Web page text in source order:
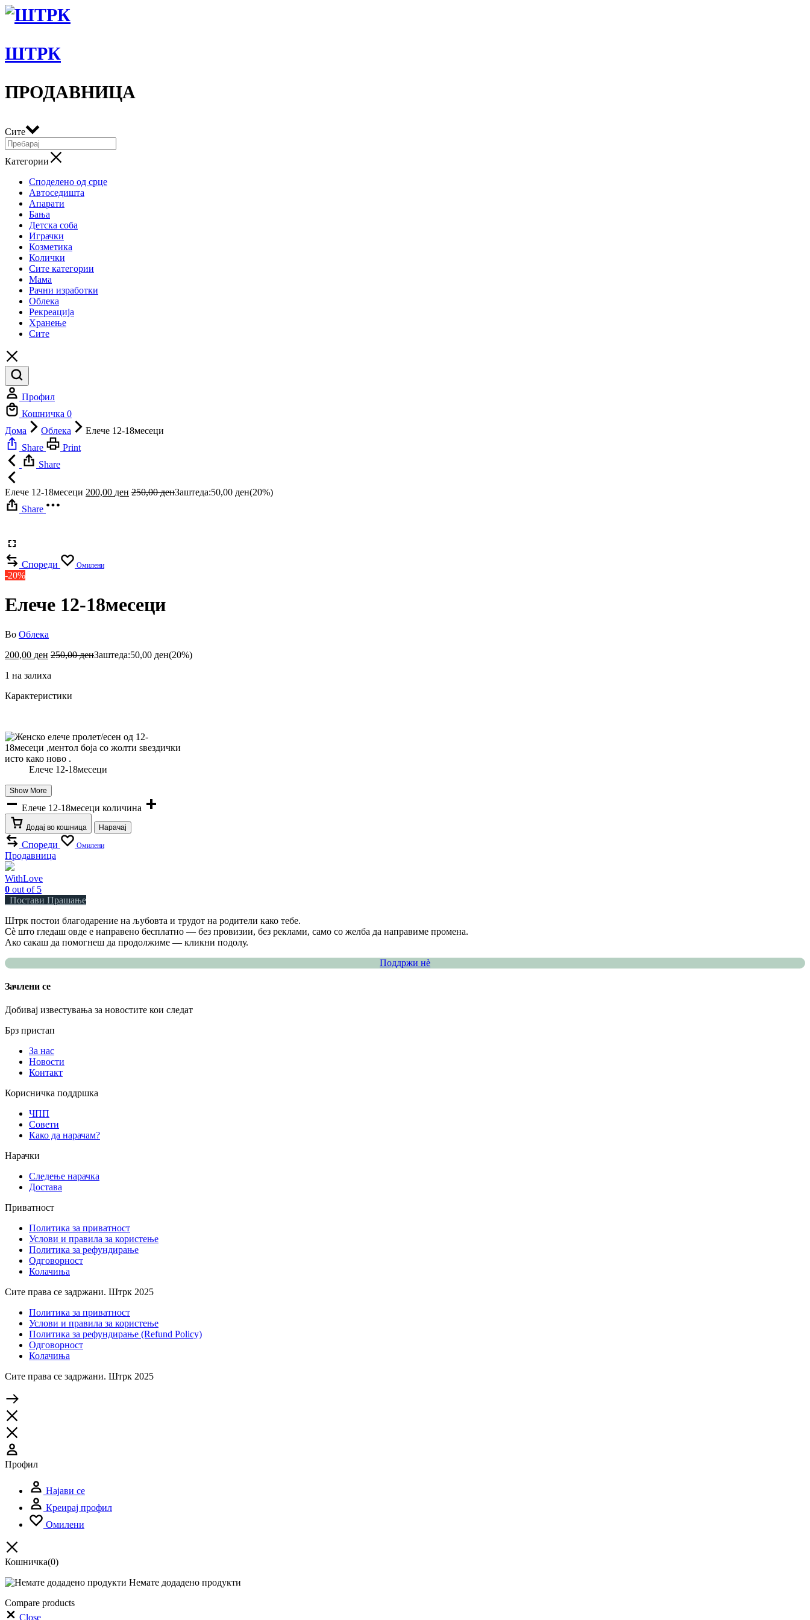
ШТРК
ПРОДАВНИЦА
Сите
Категории
Споделено од срце
Автоседишта
Апарати
Бања
Детска соба
Играчки
Козметика
Колички
Сите категории
Мама
Рачни изработки
Облека
Рекреација
Хранење
Сите
Профил
Кошничка 0
Дома
Облека
Елече 12-18месеци
Share
Print
Share
Елече 12-18месеци 200,00 ден 250,00денЗаштеда:50,00 ден(20%)
Share
Спореди Омилени
-20%
Елече 12-18месеци
Во Облека
200,00 ден 250,00денЗаштеда:50,00 ден(20%)
1 на залиха
Карактеристики
Елече 12-18месеци
Show More
Елече 12-18месеци количина
Додај во кошница Нарачај
Спореди Омилени
Продавница
WithLove
0 out of 5
Постави Прашање
Штрк постои благодарение на љубовта и трудот на родители како тебе.
Сè што гледаш овде е направено бесплатно — без провизии, без реклами, само со желба да направиме промена.
Ако сакаш да помогнеш да продолжиме — кликни подолу.
Поддржи нѐ
Зачлени се
Добивај известувања за новостите кои следат
Брз пристап
За нас
Новости
Контакт
Корисничка поддршка
ЧПП
Совети
Како да нарачам?
Нарачки
Следење нарачка
Достава
Приватност
Политика за приватност
Услови и правила за користење
Политика за рефундирање
Одговорност
Колачиња
Сите права се задржани. Штрк 2025
Политика за приватност
Услови и правила за користење
Политика за рефундирање (Refund Policy)
Одговорност
Колачиња
Сите права се задржани. Штрк 2025
Профил
Најави се
Креирај профил
Омилени
Кошничка(0)
Немате додадено продукти
Compare products
Close